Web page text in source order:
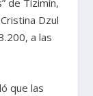
de Tizimín,
Dzul
a las
que las